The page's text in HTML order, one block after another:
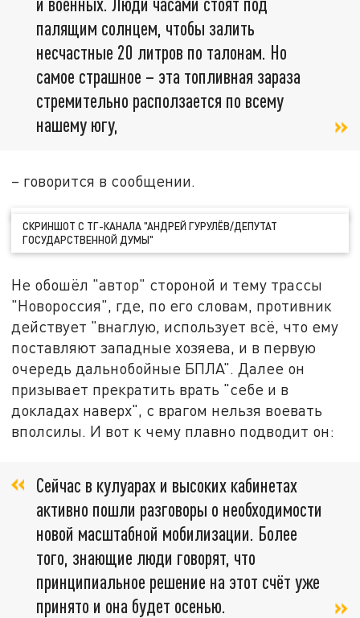
палящим солнцем, чтобы залить
несчастные 20 литров по талонам. Но
самое страшное – эта топливная зараза
стремительно расползается по всему
нашему югу,
– говорится в сообщении.
СКРИНШОТ С ТГ-КАНАЛА "АНДРЕЙ ГУРУЛЁВ/ДЕПУТАТ
ГОСУДАРСТВЕННОЙ ДУМЫ"
Не обошёл "автор" стороной и тему трассы
"Новороссия", где, по его словам, противник
действует "внаглую, использует всё, что ему
поставляют западные хозяева, и в первую
очередь дальнобойные БПЛА". Далее он
призывает прекратить врать "себе и в
докладах наверх", с врагом нельзя воевать
вполсилы. И вот к чему плавно подводит он:
Сейчас в кулуарах и высоких кабинетах
активно пошли разговоры о необходимости
новой масштабной мобилизации. Более
того, знающие люди говорят, что
принципиальное решение на этот счёт уже
принято и она будет осенью.